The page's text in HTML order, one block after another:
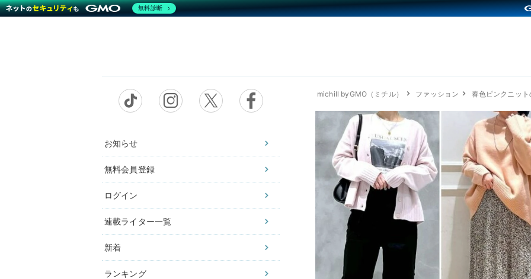
お知らせ
無料会員登録
ログイン
連載ライター一覧
新着
ランキング
michill byGMO（ミチル） ファッション 春色ピンクニッ
無料診断